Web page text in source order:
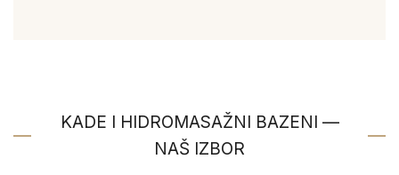
KADE I HIDROMASAŽNI BAZENI —
NAŠ IZBOR